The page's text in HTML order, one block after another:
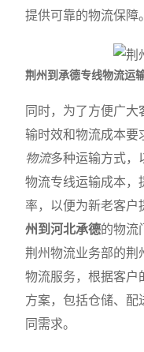
提供可靠的物流保障。
荆州到承德专线物流运
同时，为了方便广
输时效和物流成本要
物流多种运输方式，
物流专线运输成本，
率，以便为新老客户
州到河北承德的物流
荆州物流业务部的荆
物流服务，根据客户
方案，包括仓储、配
同需求。